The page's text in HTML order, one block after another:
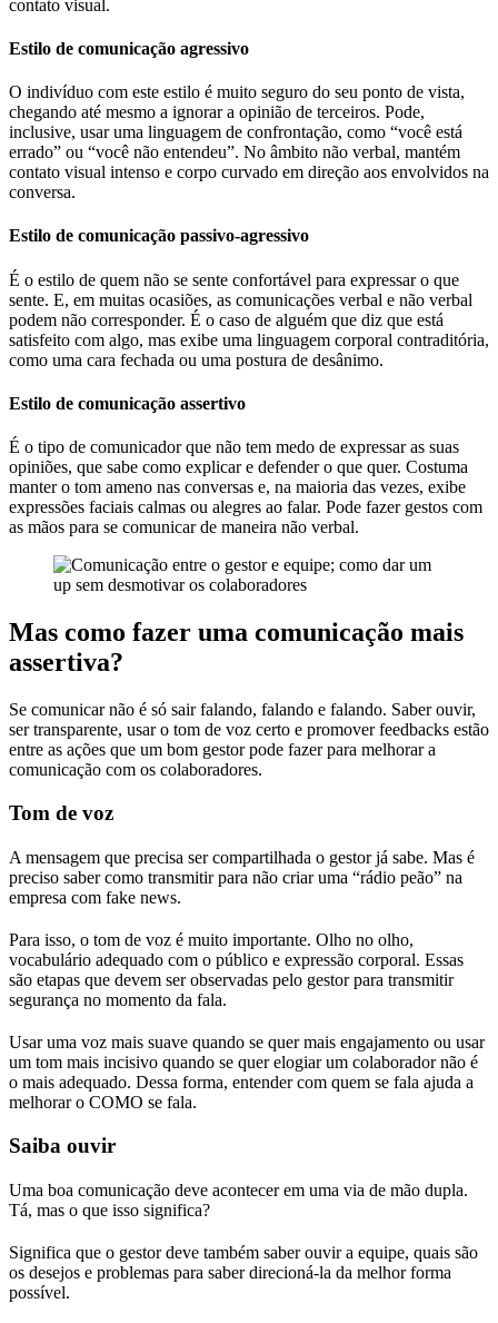
contato visual.
Estilo de comunicação agressivo
O indivíduo com este estilo é muito seguro do seu ponto de vista,
chegando até mesmo a ignorar a opinião de terceiros. Pode,
inclusive, usar uma linguagem de confrontação, como “você está
errado” ou “você não entendeu”. No âmbito não verbal, mantém
contato visual intenso e corpo curvado em direção aos envolvidos na
conversa.
Estilo de comunicação passivo-agressivo
É o estilo de quem não se sente confortável para expressar o que
sente. E, em muitas ocasiões, as comunicações verbal e não verbal
podem não corresponder. É o caso de alguém que diz que está
satisfeito com algo, mas exibe uma linguagem corporal contraditória,
como uma cara fechada ou uma postura de desânimo.
Estilo de comunicação assertivo
É o tipo de comunicador que não tem medo de expressar as suas
opiniões, que sabe como explicar e defender o que quer. Costuma
manter o tom ameno nas conversas e, na maioria das vezes, exibe
expressões faciais calmas ou alegres ao falar. Pode fazer gestos com
as mãos para se comunicar de maneira não verbal.
Mas como fazer uma comunicação mais
assertiva?
Se comunicar não é só sair falando, falando e falando. Saber ouvir,
ser transparente, usar o tom de voz certo e promover feedbacks estão
entre as ações que um bom gestor pode fazer para melhorar a
comunicação com os colaboradores.
Tom de voz
A mensagem que precisa ser compartilhada o gestor já sabe. Mas é
preciso saber como transmitir para não criar uma “rádio peão” na
empresa com fake news.
Para isso, o tom de voz é muito importante. Olho no olho,
vocabulário adequado com o público e expressão corporal. Essas
são etapas que devem ser observadas pelo gestor para transmitir
segurança no momento da fala.
Usar uma voz mais suave quando se quer mais engajamento ou usar
um tom mais incisivo quando se quer elogiar um colaborador não é
o mais adequado. Dessa forma, entender com quem se fala ajuda a
melhorar o COMO se fala.
Saiba ouvir
Uma boa comunicação deve acontecer em uma via de mão dupla.
Tá, mas o que isso significa?
Significa que o gestor deve também saber ouvir a equipe, quais são
os desejos e problemas para saber direcioná-la da melhor forma
possível.